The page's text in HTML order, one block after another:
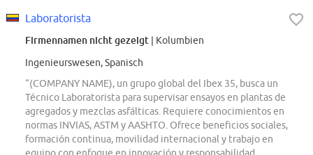
Laboratorista
Firmennamen nicht gezeigt | Kolumbien
Ingenieurswesen, Spanisch
“(COMPANY NAME), un grupo global del Ibex 35, busca un
Técnico Laboratorista para supervisar ensayos en plantas de
agregados y mezclas asfálticas. Requiere conocimientos en
normas INVIAS, ASTM y AASHTO. Ofrece beneficios sociales,
formación continua, movilidad internacional y trabajo en